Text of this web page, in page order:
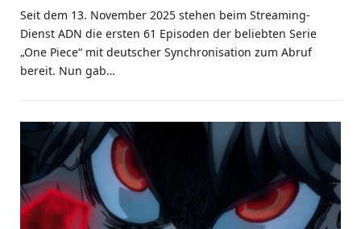
Seit dem 13. November 2025 stehen beim Streaming-
Dienst ADN die ersten 61 Episoden der beliebten Serie
„One Piece“ mit deutscher Synchronisation zum Abruf
bereit. Nun gab…